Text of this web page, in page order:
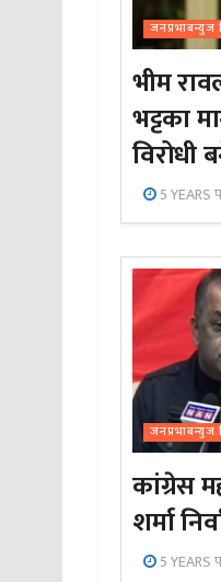
जनप्रभाबन्युज
भीम
भट्टका
विरोधी
5 YEARS
जनप्रभाबन्युज
कांग्रेस
शर्मा
5 YEARS